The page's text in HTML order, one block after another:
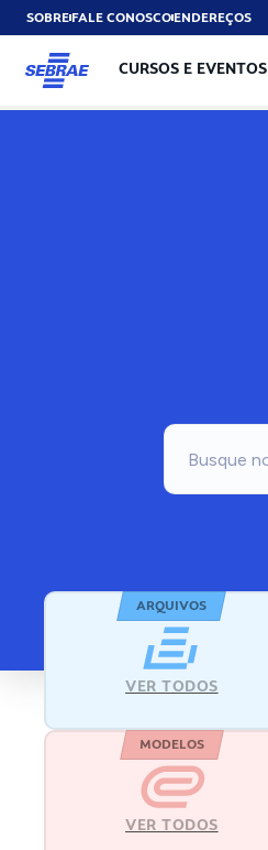
SOBREFALE CONOSCOENDEREÇOS
CURSOS E EVENTOS
ARQUIVOS
VER TODOS
MODELOS
VER TODOS